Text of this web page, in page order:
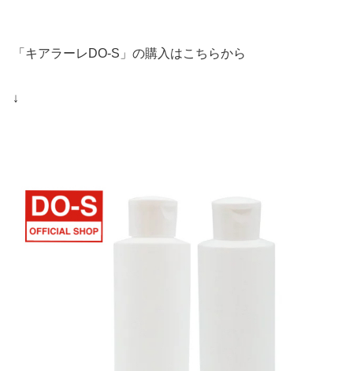
「キアラーレDO-S」の購入はこちらから
↓